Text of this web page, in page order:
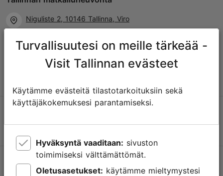
Niguliste 2, 10146 Tallinna, Viro
+372 645 7777
info@visittallinn.ee
Tallinnassa tapahtuu
Turvallisuutesi on meille tärkeää -
Visit Tallinnan evästeet
Käytämme evästeitä tilastotarkoituksiin sekä
käyttäjäkokemuksesi parantamiseksi.
Hyväksyntä vaaditaan:
toimimiseksi välttämättömät.
Oletusasetukset: